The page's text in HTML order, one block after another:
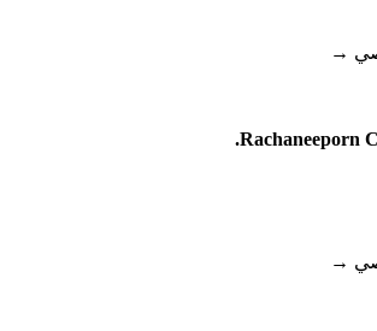
→
Rachaneeporn
→